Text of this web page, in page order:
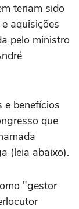
teriam sido
aquisições
pelo ministro
e benefícios
que
(leia abaixo).
"gestor